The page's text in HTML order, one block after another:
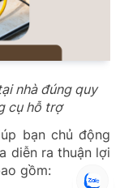
nhà đúng quy
cụ hỗ trợ
bạn chủ động
diễn ra thuận lợi
gồm: